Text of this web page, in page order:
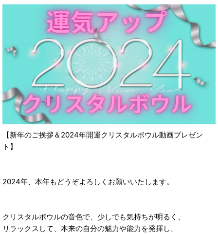
【新年のご挨拶＆2024年開運クリスタルボウル動画プレゼン
ト】
2024年、本年もどうぞよろしくお願いいたします。
クリスタルボウルの音色で、少しでも気持ちが明るく、
リラックスして、本来の自分の魅力や能力を発揮し、